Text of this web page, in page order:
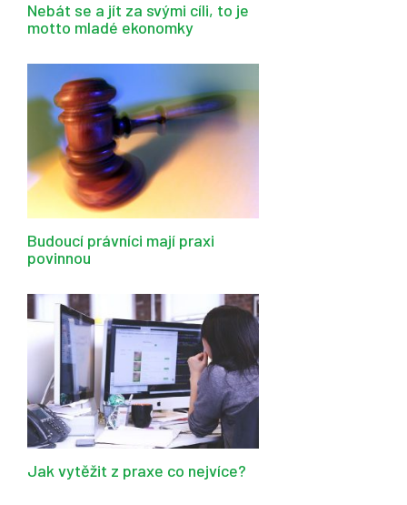
Nebát se a jít za svými cíli, to je
motto mladé ekonomky
Budoucí právníci mají praxi
povinnou
Jak vytěžit z praxe co nejvíce?